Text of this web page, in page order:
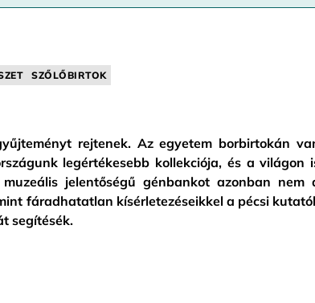
SZŐLŐBIRTOK
rejtenek. Az egyetem borbirtokán
legértékesebb kollekciója, és a világon
jelentőségű génbankot azonban nem
fáradhatatlan kísérletezéseikkel a pécsi
segítésék.